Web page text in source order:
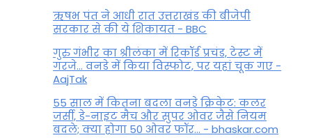
ऋषभ पंत ने आधी रात उत्तराखंड की बीजेपी
सरकार से की ये शिकायत - BBC
गुरु गंभीर का श्रीलंका में र‍िकॉर्ड प्रचंड, टेस्ट में
गरजे... वनडे में किया व‍िस्फोट, पर यहां चूक गए -
AajTak
55 साल में कितना बदला वनडे क्रिकेट: कलर
जर्सी, डे-नाइट मैच और सुपर ओवर जैसे नियम
बदले; क्या होगा 50 ओवर फॉर... - bhaskar.com